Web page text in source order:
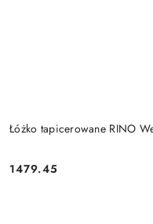
Łóżko tapicerowane RINO
Cena:
1479.45